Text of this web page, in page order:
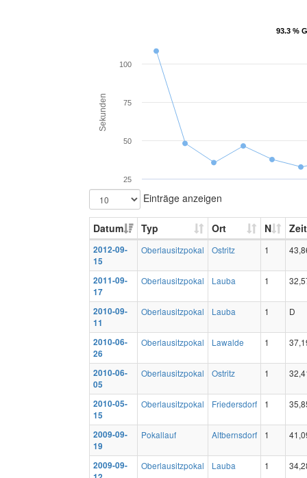
93.3 %
93.3 %
Sekunden
25
50
75
100
Einträge anzeigen
Datum Typ Ort N Zeit
2012-09-
15
Oberlausitzpokal Ostritz 1
2011-09-
17
Oberlausitzpokal Lauba 1
2010-09-
11
Oberlausitzpokal Lauba 1 D
2010-06-
26
Oberlausitzpokal Lawalde 1
2010-06-
05
Oberlausitzpokal Ostritz 1
2010-05-
15
Oberlausitzpokal Friedersdorf 1
2009-09-
19
Pokallauf Altbernsdorf 1
2009-09-
Oberlausitzpokal Lauba 1